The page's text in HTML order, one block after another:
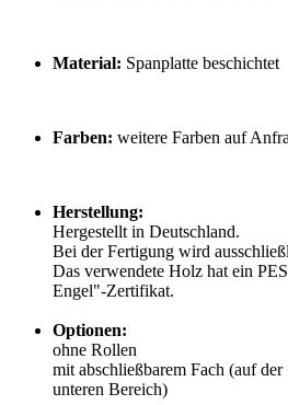
Material: Spanplatte beschichtet
Farben: weitere Farben auf
Herstellung:
Hergestellt in Deutschland.
Bei der Fertigung wird
Das verwendete Holz hat ein
Engel"-Zertifikat.
Optionen:
ohne Rollen
mit abschließbarem Fach (auf
unteren Bereich)